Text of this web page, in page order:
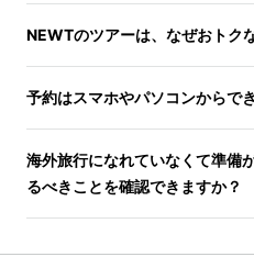
NEWTのツアーは、なぜおトク
予約はスマホやパソコンからで
海外旅行になれていなくて準備
るべきことを確認できますか？